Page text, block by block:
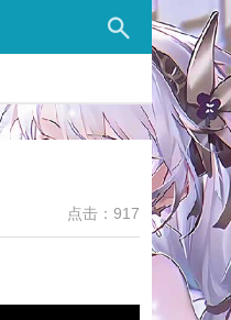
点击：917